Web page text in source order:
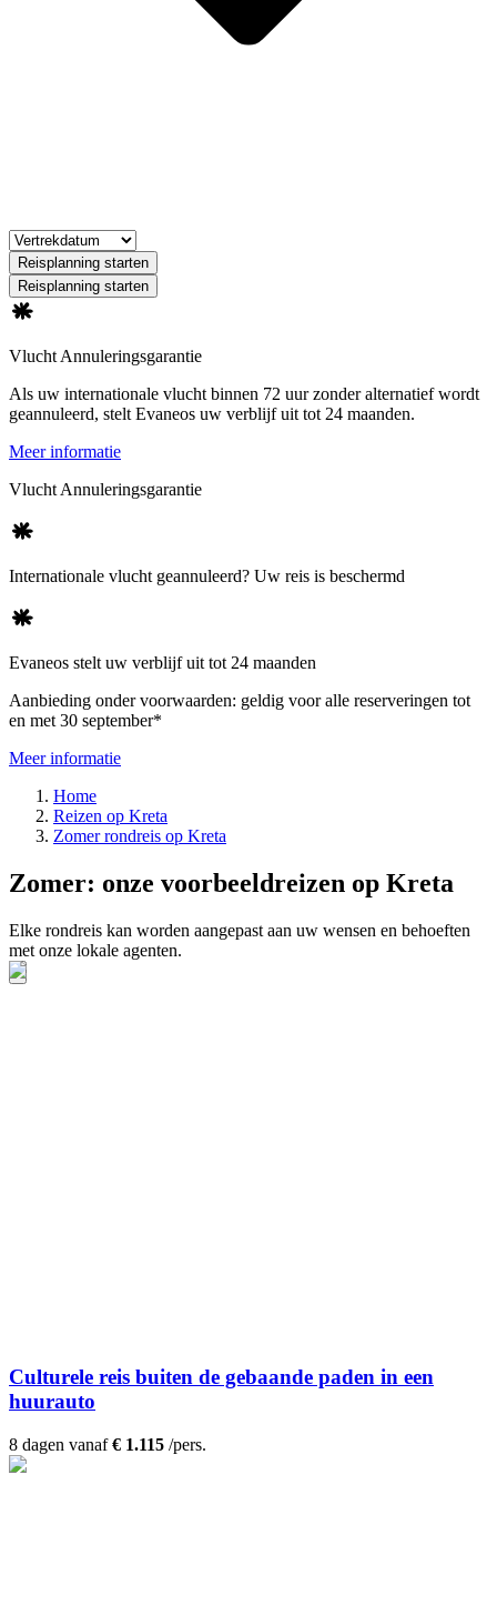
Reisplanning starten
Reisplanning starten
Vlucht Annuleringsgarantie
Als uw internationale vlucht binnen 72 uur zonder alternatief wordt
geannuleerd, stelt Evaneos uw verblijf uit tot 24 maanden.
Meer informatie
Vlucht Annuleringsgarantie
Internationale vlucht geannuleerd? Uw reis is beschermd
Evaneos stelt uw verblijf uit tot 24 maanden
Aanbieding onder voorwaarden: geldig voor alle reserveringen tot
en met 30 september*
Meer informatie
Home
Reizen op Kreta
Zomer rondreis op Kreta
Zomer: onze voorbeeldreizen op Kreta
Elke rondreis kan worden aangepast aan uw wensen en behoeften
met onze lokale agenten.
Culturele reis buiten de gebaande paden in een
huurauto
8 dagen vanaf€ 1.115 /pers.